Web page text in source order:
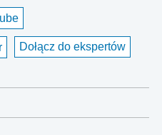
Dołącz do ekspertów